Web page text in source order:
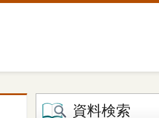
資料検索